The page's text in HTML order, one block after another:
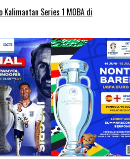
Kalimantan Series 1 MOBA di